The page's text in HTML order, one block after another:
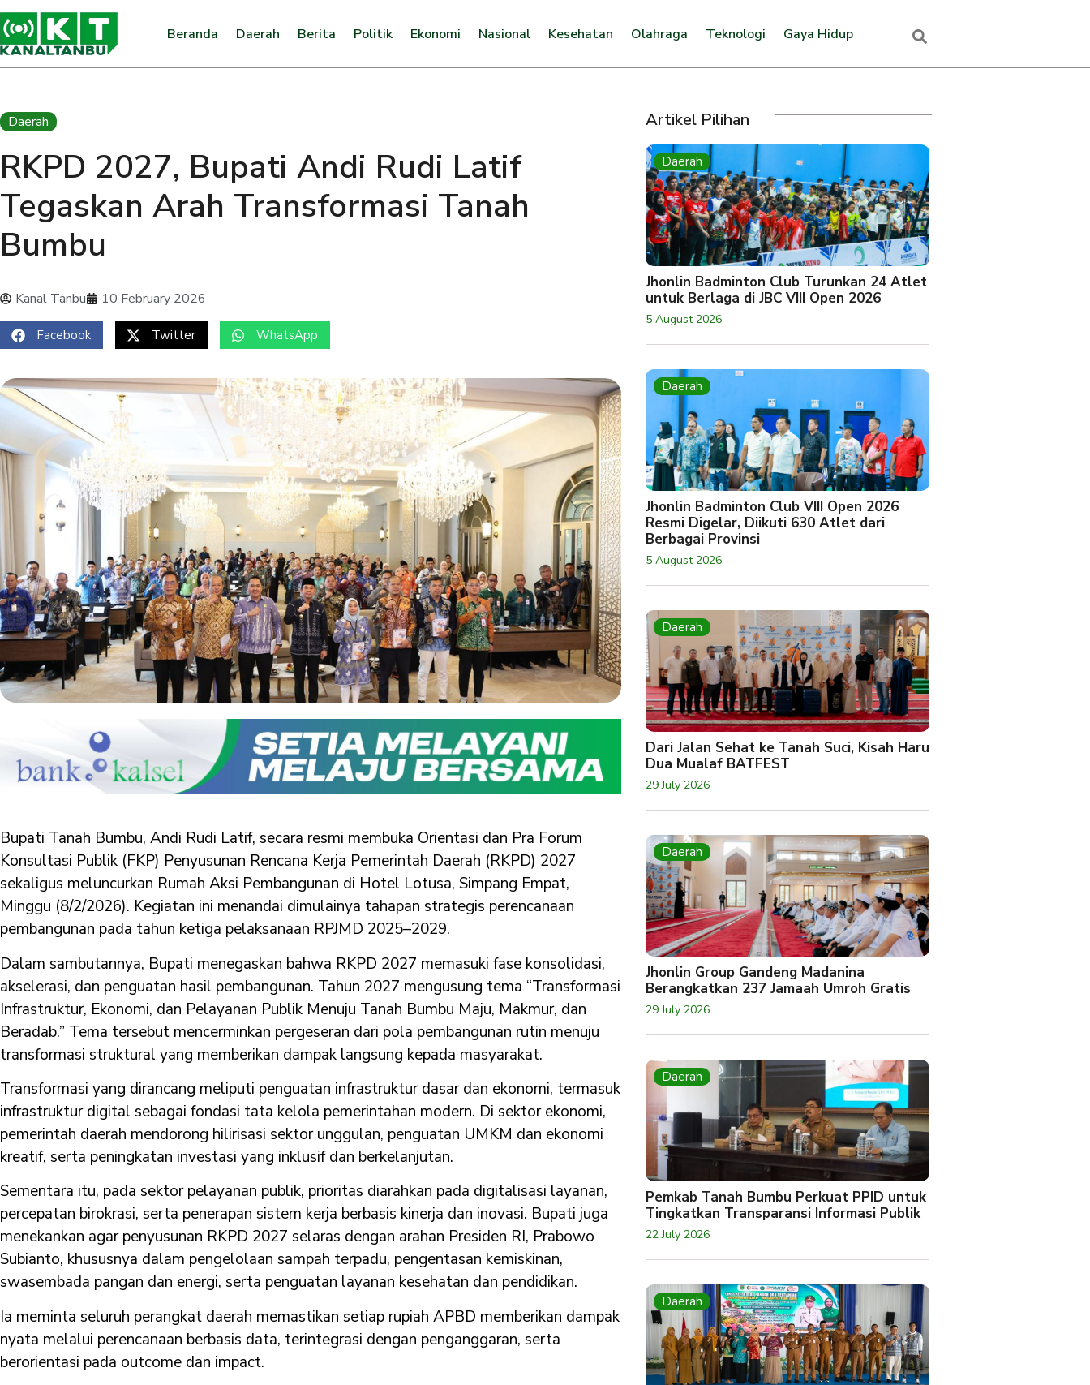
Beranda Daerah Berita Politik Ekonomi Nasional Kesehatan Olahraga Teknologi Gaya Hidup
Daerah
RKPD 2027, Bupati Andi Rudi Latif
Tegaskan Arah Transformasi Tanah
Bumbu
Kanal Tanbu 10 February 2026
Facebook Twitter WhatsApp
Bupati Tanah Bumbu, Andi Rudi Latif, secara resmi membuka Orientasi dan Pra Forum
Konsultasi Publik (FKP) Penyusunan Rencana Kerja Pemerintah Daerah (RKPD) 2027
sekaligus meluncurkan Rumah Aksi Pembangunan di Hotel Lotusa, Simpang Empat,
Minggu (8/2/2026). Kegiatan ini menandai dimulainya tahapan strategis perencanaan
pembangunan pada tahun ketiga pelaksanaan RPJMD 2025–2029.
Dalam sambutannya, Bupati menegaskan bahwa RKPD 2027 memasuki fase konsolidasi,
akselerasi, dan penguatan hasil pembangunan. Tahun 2027 mengusung tema “Transformasi
Infrastruktur, Ekonomi, dan Pelayanan Publik Menuju Tanah Bumbu Maju, Makmur, dan
Beradab.” Tema tersebut mencerminkan pergeseran dari pola pembangunan rutin menuju
transformasi struktural yang memberikan dampak langsung kepada masyarakat.
Transformasi yang dirancang meliputi penguatan infrastruktur dasar dan ekonomi, termasuk
infrastruktur digital sebagai fondasi tata kelola pemerintahan modern. Di sektor ekonomi,
pemerintah daerah mendorong hilirisasi sektor unggulan, penguatan UMKM dan ekonomi
kreatif, serta peningkatan investasi yang inklusif dan berkelanjutan.
Sementara itu, pada sektor pelayanan publik, prioritas diarahkan pada digitalisasi layanan,
percepatan birokrasi, serta penerapan sistem kerja berbasis kinerja dan inovasi. Bupati juga
menekankan agar penyusunan RKPD 2027 selaras dengan arahan Presiden RI, Prabowo
Subianto, khususnya dalam pengelolaan sampah terpadu, pengentasan kemiskinan,
swasembada pangan dan energi, serta penguatan layanan kesehatan dan pendidikan.
Ia meminta seluruh perangkat daerah memastikan setiap rupiah APBD memberikan dampak
nyata melalui perencanaan berbasis data, terintegrasi dengan penganggaran, serta
berorientasi pada outcome dan impact.
Artikel Pilihan
Daerah
Jhonlin Badminton Club Turunkan 24 Atlet
untuk Berlaga di JBC VIII Open 2026
5 August 2026
Daerah
Jhonlin Badminton Club VIII Open 2026
Resmi Digelar, Diikuti 630 Atlet dari
Berbagai Provinsi
5 August 2026
Daerah
Dari Jalan Sehat ke Tanah Suci, Kisah Haru
Dua Mualaf BATFEST
29 July 2026
Daerah
Jhonlin Group Gandeng Madanina
Berangkatkan 237 Jamaah Umroh Gratis
29 July 2026
Daerah
Pemkab Tanah Bumbu Perkuat PPID untuk
Tingkatkan Transparansi Informasi Publik
22 July 2026
Daerah